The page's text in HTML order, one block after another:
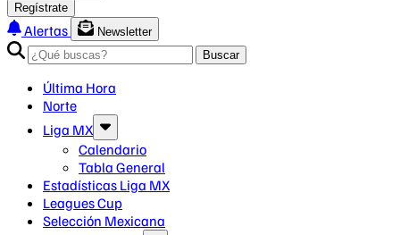
Regístrate
Alertas
Newsletter
Buscar
Última Hora
Norte
Liga MX
Calendario
Tabla General
Estadísticas Liga MX
Leagues Cup
Selección Mexicana